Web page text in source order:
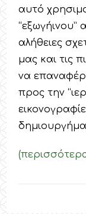
αυτό
“εξωγήινου”
αλήθειες
μας και τις
να
προς την